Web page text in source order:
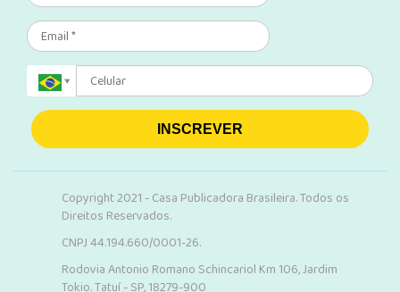
INSCREVER
Copyright 2021 - Casa Publicadora Brasileira. Todos os
Direitos Reservados.
CNPJ 44.194.660/0001-26.
Rodovia Antonio Romano Schincariol Km 106, Jardim
Tokio. Tatuí - SP, 18279-900